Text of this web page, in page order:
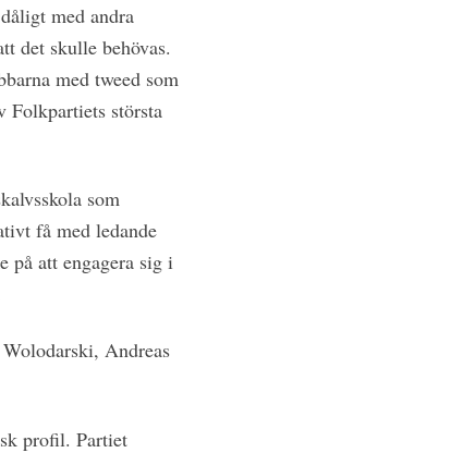
med andra
det skulle behövas.
med tweed som
Folkpartiets största
som
få med ledande
på att engagera sig i
Andreas
profil. Partiet